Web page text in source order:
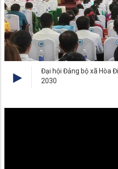
Đại hội Đảng bộ xã Hòa
2030